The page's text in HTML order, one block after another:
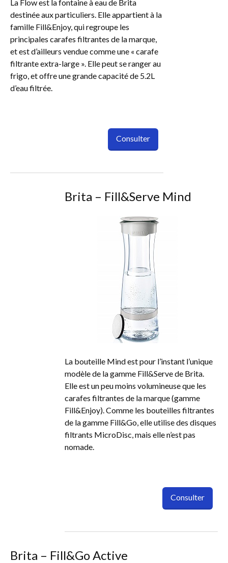
La Flow est la fontaine à eau de Brita
destinée aux particuliers. Elle appartient à la
famille Fill&Enjoy, qui regroupe les
principales carafes filtrantes de la marque,
et est d’ailleurs vendue comme une « carafe
filtrante extra-large ». Elle peut se ranger au
frigo, et offre une grande capacité de 5.2L
d’eau filtrée.
Consulter
Brita – Fill&Serve Mind
La bouteille Mind est pour l’instant l’unique
modèle de la gamme Fill&Serve de Brita.
Elle est un peu moins volumineuse que les
carafes filtrantes de la marque (gamme
Fill&Enjoy). Comme les bouteilles filtrantes
de la gamme Fill&Go, elle utilise des disques
filtrants MicroDisc, mais elle n’est pas
nomade.
Consulter
Brita – Fill&Go Active